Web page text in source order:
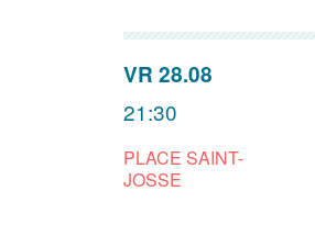
VR 28.08
21:30
PLACE SAINT-
JOSSE